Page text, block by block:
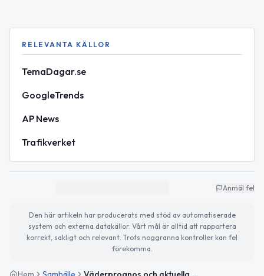
RELEVANTA KÄLLOR
TemaDagar.se
GoogleTrends
AP News
Trafikverket
Anmäl fel
Den här artikeln har producerats med stöd av automatiserade
system och externa datakällor. Vårt mål är alltid att rapportera
korrekt, sakligt och relevant. Trots noggranna kontroller kan fel
förekomma.